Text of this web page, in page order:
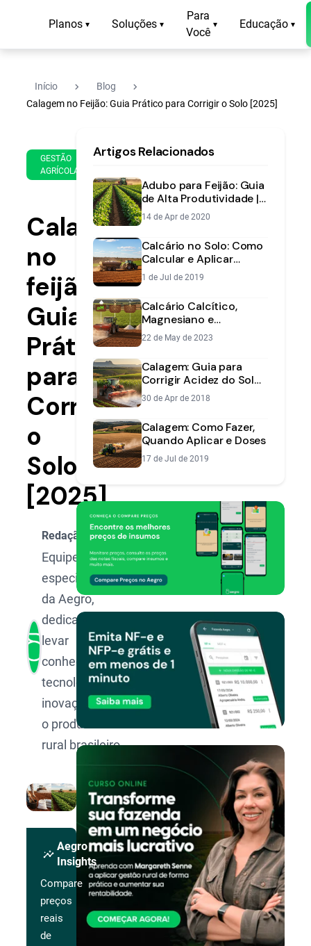
Planos ▾ Soluções ▾
Para
Você
▾ Educação ▾
Início navigate_next Blog navigate_next
Calagem no Feijão: Guia Prático para Corrigir o Solo [2025]
GESTÃO
AGRÍCOLA
de
de
2025
min
leitura
Calagem
no
feijão:
Guia
Prático
para
Corrigir
o
Solo
[2025]
Redação Aegro
Equipe de
especialistas
da Aegro,
dedicada a
levar
conhecimento,
tecnologia e
inovação para
o produtor
rural brasileiro.
insights
Aegro
Insights
Compare
preços
reais
de
Artigos Relacionados
Adubo para Feijão: Guia
de Alta Produtividade |
Aegro
14 de Apr de 2020
Calcário no Solo: Como
Calcular e Aplicar
[2025] | Aegro
1 de Jul de 2019
Calcário Calcítico,
Magnesiano e
Dolomítico: Qual Usar
na Sua Lavoura?
22 de May de 2023
Calagem: Guia para
Corrigir Acidez do Solo
e Aumentar
Produtividade
30 de Apr de 2018
Calagem: Como Fazer,
Quando Aplicar e Doses
17 de Jul de 2019